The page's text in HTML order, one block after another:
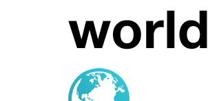
MARIUSZ ŁAMAGA 06.10.2025
Przepis na Ciasto Kostka